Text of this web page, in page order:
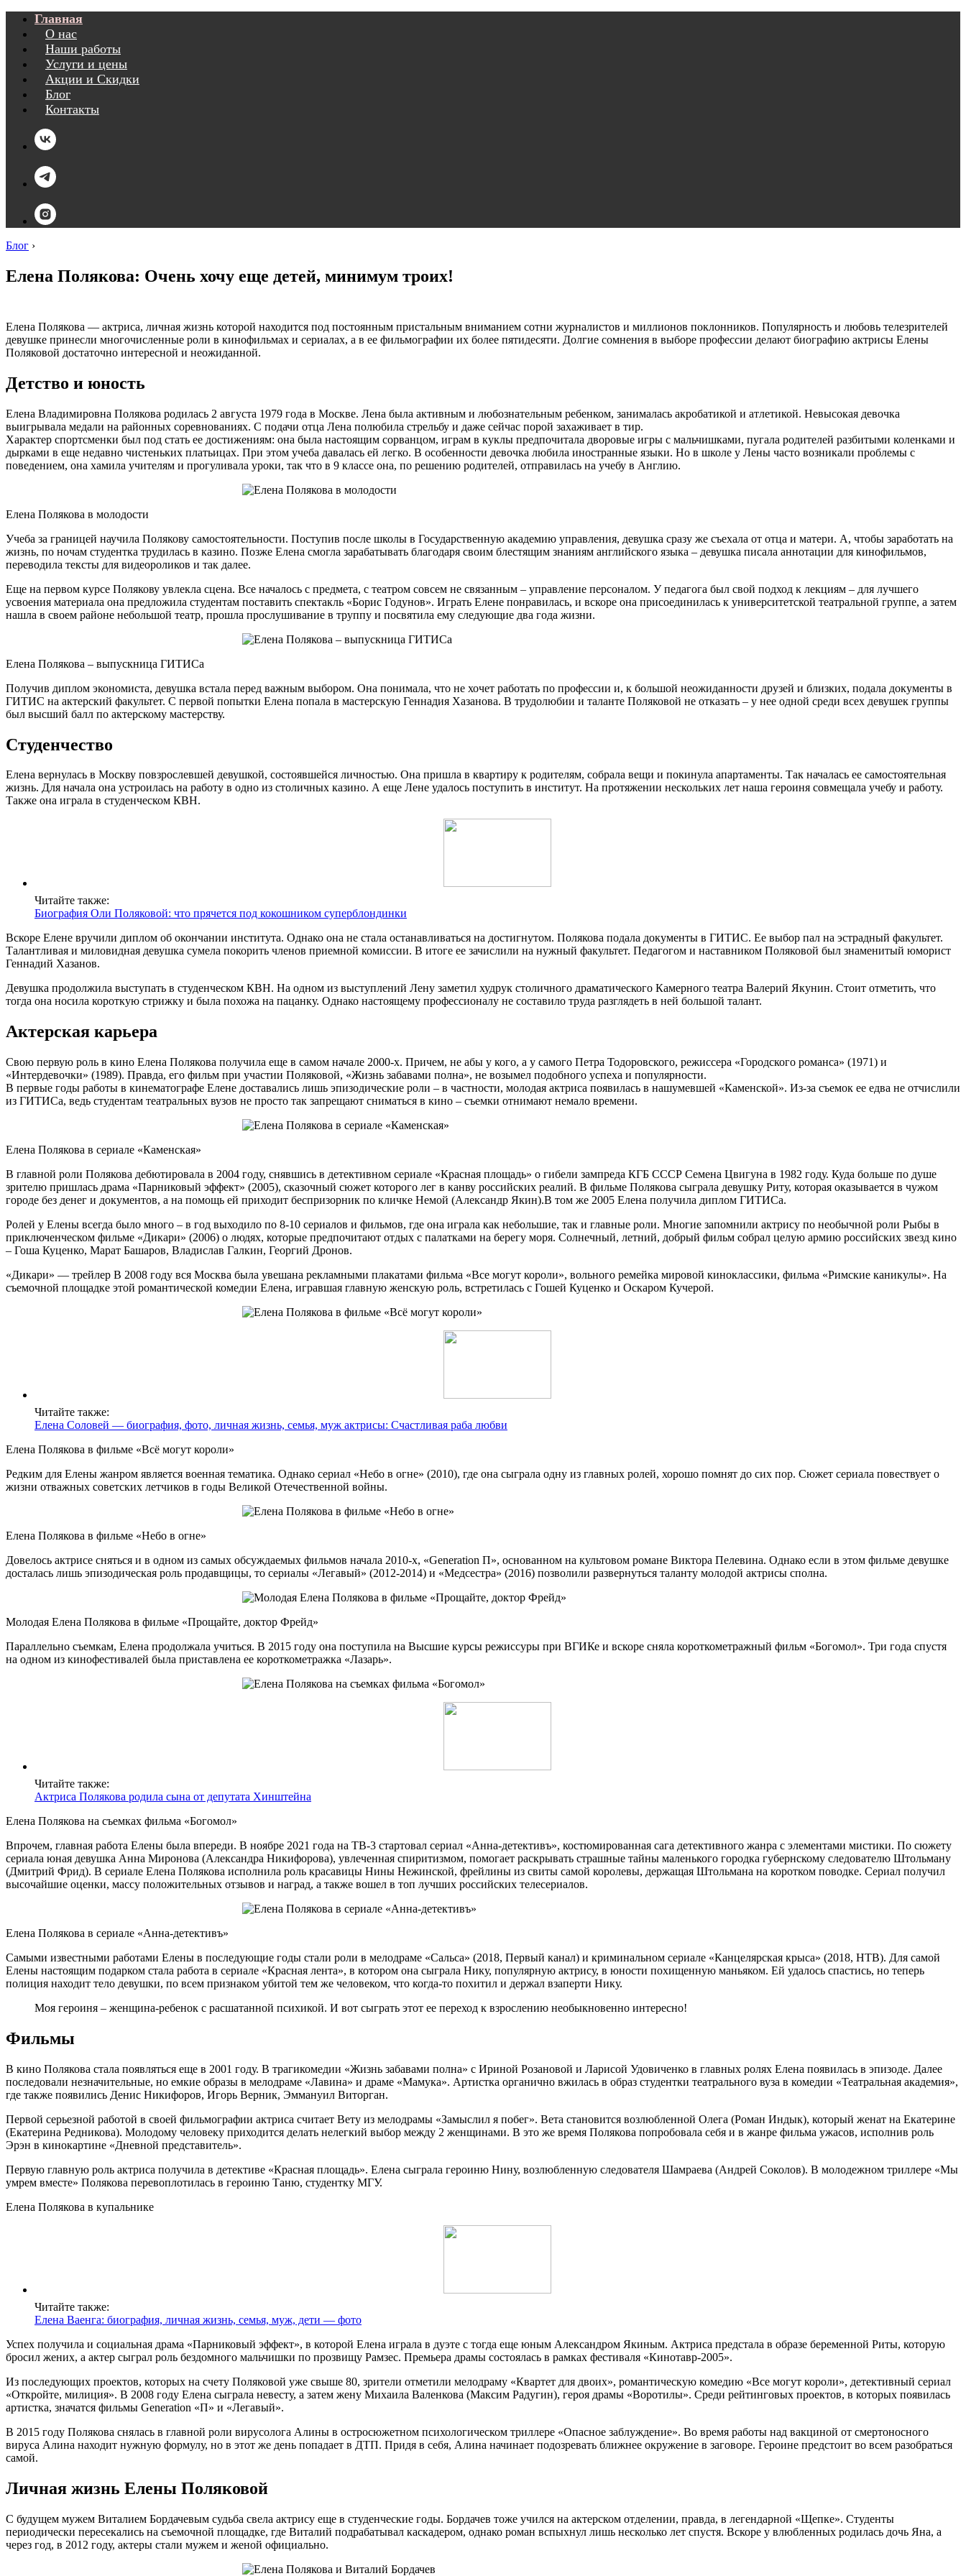
Главная
О нас
Наши работы
Услуги и цены
Акции и Скидки
Блог
Контакты
Блог ›
Елена Полякова: Очень хочу еще детей, минимум троих!
Елена Полякова — актриса, личная жизнь которой находится под постоянным пристальным вниманием сотни журналистов и миллионов поклонников. Популярность и любовь телезрителей
девушке принесли многочисленные роли в кинофильмах и сериалах, а в ее фильмографии их более пятидесяти. Долгие сомнения в выборе профессии делают биографию актрисы Елены
Поляковой достаточно интересной и неожиданной.
Детство и юность
Елена Владимировна Полякова родилась 2 августа 1979 года в Москве. Лена была активным и любознательным ребенком, занималась акробатикой и атлетикой. Невысокая девочка
выигрывала медали на районных соревнованиях. С подачи отца Лена полюбила стрельбу и даже сейчас порой захаживает в тир.
Характер спортсменки был под стать ее достижениям: она была настоящим сорванцом, играм в куклы предпочитала дворовые игры с мальчишками, пугала родителей разбитыми коленками и
дырками в еще недавно чистеньких платьицах. При этом учеба давалась ей легко. В особенности девочка любила иностранные языки. Но в школе у Лены часто возникали проблемы с
поведением, она хамила учителям и прогуливала уроки, так что в 9 классе она, по решению родителей, отправилась на учебу в Англию.
Елена Полякова в молодости
Учеба за границей научила Полякову самостоятельности. Поступив после школы в Государственную академию управления, девушка сразу же съехала от отца и матери. А, чтобы заработать на
жизнь, по ночам студентка трудилась в казино. Позже Елена смогла зарабатывать благодаря своим блестящим знаниям английского языка – девушка писала аннотации для кинофильмов,
переводила тексты для видеороликов и так далее.
Еще на первом курсе Полякову увлекла сцена. Все началось с предмета, с театром совсем не связанным – управление персоналом. У педагога был свой подход к лекциям – для лучшего
усвоения материала она предложила студентам поставить спектакль «Борис Годунов». Играть Елене понравилась, и вскоре она присоединилась к университетской театральной группе, а затем
нашла в своем районе небольшой театр, прошла прослушивание в труппу и посвятила ему следующие два года жизни.
Елена Полякова – выпускница ГИТИСа
Получив диплом экономиста, девушка встала перед важным выбором. Она понимала, что не хочет работать по профессии и, к большой неожиданности друзей и близких, подала документы в
ГИТИС на актерский факультет. С первой попытки Елена попала в мастерскую Геннадия Хазанова. В трудолюбии и таланте Поляковой не отказать – у нее одной среди всех девушек группы
был высший балл по актерскому мастерству.
Студенчество
Елена вернулась в Москву повзрослевшей девушкой, состоявшейся личностью. Она пришла в квартиру к родителям, собрала вещи и покинула апартаменты. Так началась ее самостоятельная
жизнь. Для начала она устроилась на работу в одно из столичных казино. А еще Лене удалось поступить в институт. На протяжении нескольких лет наша героиня совмещала учебу и работу.
Также она играла в студенческом КВН.
Читайте также:
Биография Оли Поляковой: что прячется под кокошником суперблондинки
Вскоре Елене вручили диплом об окончании института. Однако она не стала останавливаться на достигнутом. Полякова подала документы в ГИТИС. Ее выбор пал на эстрадный факультет.
Талантливая и миловидная девушка сумела покорить членов приемной комиссии. В итоге ее зачислили на нужный факультет. Педагогом и наставником Поляковой был знаменитый юморист
Геннадий Хазанов.
Девушка продолжила выступать в студенческом КВН. На одном из выступлений Лену заметил худрук столичного драматического Камерного театра Валерий Якунин. Стоит отметить, что
тогда она носила короткую стрижку и была похожа на пацанку. Однако настоящему профессионалу не составило труда разглядеть в ней большой талант.
Актерская карьера
Свою первую роль в кино Елена Полякова получила еще в самом начале 2000-х. Причем, не абы у кого, а у самого Петра Тодоровского, режиссера «Городского романса» (1971) и
«Интердевочки» (1989). Правда, его фильм при участии Поляковой, «Жизнь забавами полна», не возымел подобного успеха и популярности.
В первые годы работы в кинематографе Елене доставались лишь эпизодические роли – в частности, молодая актриса появилась в нашумевшей «Каменской». Из-за съемок ее едва не отчислили
из ГИТИСа, ведь студентам театральных вузов не просто так запрещают сниматься в кино – съемки отнимают немало времени.
Елена Полякова в сериале «Каменская»
В главной роли Полякова дебютировала в 2004 году, снявшись в детективном сериале «Красная площадь» о гибели зампреда КГБ СССР Семена Цвигуна в 1982 году. Куда больше по душе
зрителю пришлась драма «Парниковый эффект» (2005), сказочный сюжет которого лег в канву российских реалий. В фильме Полякова сыграла девушку Риту, которая оказывается в чужом
городе без денег и документов, а на помощь ей приходит беспризорник по кличке Немой (Александр Якин).В том же 2005 Елена получила диплом ГИТИСа.
Ролей у Елены всегда было много – в год выходило по 8-10 сериалов и фильмов, где она играла как небольшие, так и главные роли. Многие запомнили актрису по необычной роли Рыбы в
приключенческом фильме «Дикари» (2006) о людях, которые предпочитают отдых с палатками на берегу моря. Солнечный, летний, добрый фильм собрал целую армию российских звезд кино
– Гоша Куценко, Марат Башаров, Владислав Галкин, Георгий Дронов.
«Дикари» — трейлер В 2008 году вся Москва была увешана рекламными плакатами фильма «Все могут короли», вольного ремейка мировой киноклассики, фильма «Римские каникулы». На
съемочной площадке этой романтической комедии Елена, игравшая главную женскую роль, встретилась с Гошей Куценко и Оскаром Кучерой.
Читайте также:
Елена Соловей — биография, фото, личная жизнь, семья, муж актрисы: Счастливая раба любви
Елена Полякова в фильме «Всё могут короли»
Редким для Елены жанром является военная тематика. Однако сериал «Небо в огне» (2010), где она сыграла одну из главных ролей, хорошо помнят до сих пор. Сюжет сериала повествует о
жизни отважных советских летчиков в годы Великой Отечественной войны.
Елена Полякова в фильме «Небо в огне»
Довелось актрисе сняться и в одном из самых обсуждаемых фильмов начала 2010-х, «Generation П», основанном на культовом романе Виктора Пелевина. Однако если в этом фильме девушке
досталась лишь эпизодическая роль продавщицы, то сериалы «Легавый» (2012-2014) и «Медсестра» (2016) позволили развернуться таланту молодой актрисы сполна.
Молодая Елена Полякова в фильме «Прощайте, доктор Фрейд»
Параллельно съемкам, Елена продолжала учиться. В 2015 году она поступила на Высшие курсы режиссуры при ВГИКе и вскоре сняла короткометражный фильм «Богомол». Три года спустя
на одном из кинофестивалей была приставлена ее короткометражка «Лазарь».
Читайте также:
Актриса Полякова родила сына от депутата Хинштейна
Елена Полякова на съемках фильма «Богомол»
Впрочем, главная работа Елены была впереди. В ноябре 2021 года на ТВ-3 стартовал сериал «Анна-детективъ», костюмированная сага детективного жанра с элементами мистики. По сюжету
сериала юная девушка Анна Миронова (Александра Никифорова), увлеченная спиритизмом, помогает раскрывать страшные тайны маленького городка губернскому следователю Штольману
(Дмитрий Фрид). В сериале Елена Полякова исполнила роль красавицы Нины Нежинской, фрейлины из свиты самой королевы, держащая Штольмана на коротком поводке. Сериал получил
высочайшие оценки, массу положительных отзывов и наград, а также вошел в топ лучших российских телесериалов.
Елена Полякова в сериале «Анна-детективъ»
Самыми известными работами Елены в последующие годы стали роли в мелодраме «Сальса» (2018, Первый канал) и криминальном сериале «Канцелярская крыса» (2018, НТВ). Для самой
Елены настоящим подарком стала работа в сериале «Красная лента», в котором она сыграла Нику, популярную актрису, в юности похищенную маньяком. Ей удалось спастись, но теперь
полиция находит тело девушки, по всем признаком убитой тем же человеком, что когда-то похитил и держал взаперти Нику.
Моя героиня – женщина-ребенок с расшатанной психикой. И вот сыграть этот ее переход к взрослению необыкновенно интересно!
Фильмы
В кино Полякова стала появляться еще в 2001 году. В трагикомедии «Жизнь забавами полна» с Ириной Розановой и Ларисой Удовиченко в главных ролях Елена появилась в эпизоде. Далее
последовали незначительные, но емкие образы в мелодраме «Лавина» и драме «Мамука». Артистка органично вжилась в образ студентки театрального вуза в комедии «Театральная академия»,
где также появились Денис Никифоров, Игорь Верник, Эммануил Виторган.
Первой серьезной работой в своей фильмографии актриса считает Вету из мелодрамы «Замыслил я побег». Вета становится возлюбленной Олега (Роман Индык), который женат на Екатерине
(Екатерина Редникова). Молодому человеку приходится делать нелегкий выбор между 2 женщинами. В это же время Полякова попробовала себя и в жанре фильма ужасов, исполнив роль
Эрэн в кинокартине «Дневной представитель».
Первую главную роль актриса получила в детективе «Красная площадь». Елена сыграла героиню Нину, возлюбленную следователя Шамраева (Андрей Соколов). В молодежном триллере «Мы
умрем вместе» Полякова перевоплотилась в героиню Таню, студентку МГУ.
Елена Полякова в купальнике
Читайте также:
Елена Ваенга: биография, личная жизнь, семья, муж, дети — фото
Успех получила и социальная драма «Парниковый эффект», в которой Елена играла в дуэте с тогда еще юным Александром Якиным. Актриса предстала в образе беременной Риты, которую
бросил жених, а актер сыграл роль бездомного мальчишки по прозвищу Рамзес. Премьера драмы состоялась в рамках фестиваля «Кинотавр-2005».
Из последующих проектов, которых на счету Поляковой уже свыше 80, зрители отметили мелодраму «Квартет для двоих», романтическую комедию «Все могут короли», детективный сериал
«Откройте, милиция». В 2008 году Елена сыграла невесту, а затем жену Михаила Валенкова (Максим Радугин), героя драмы «Воротилы». Среди рейтинговых проектов, в которых появилась
артистка, значатся фильмы Generation «П» и «Легавый».
В 2015 году Полякова снялась в главной роли вирусолога Алины в остросюжетном психологическом триллере «Опасное заблуждение». Во время работы над вакциной от смертоносного
вируса Алина находит нужную формулу, но в этот же день попадает в ДТП. Придя в себя, Алина начинает подозревать ближнее окружение в заговоре. Героине предстоит во всем разобраться
самой.
Личная жизнь Елены Поляковой
С будущем мужем Виталием Бордачевым судьба свела актрису еще в студенческие годы. Бордачев тоже учился на актерском отделении, правда, в легендарной «Щепке». Студенты
периодически пересекались на съемочной площадке, где Виталий подрабатывал каскадером, однако роман вспыхнул лишь несколько лет спустя. Вскоре у влюбленных родилась дочь Яна, а
через год, в 2012 году, актеры стали мужем и женой официально.